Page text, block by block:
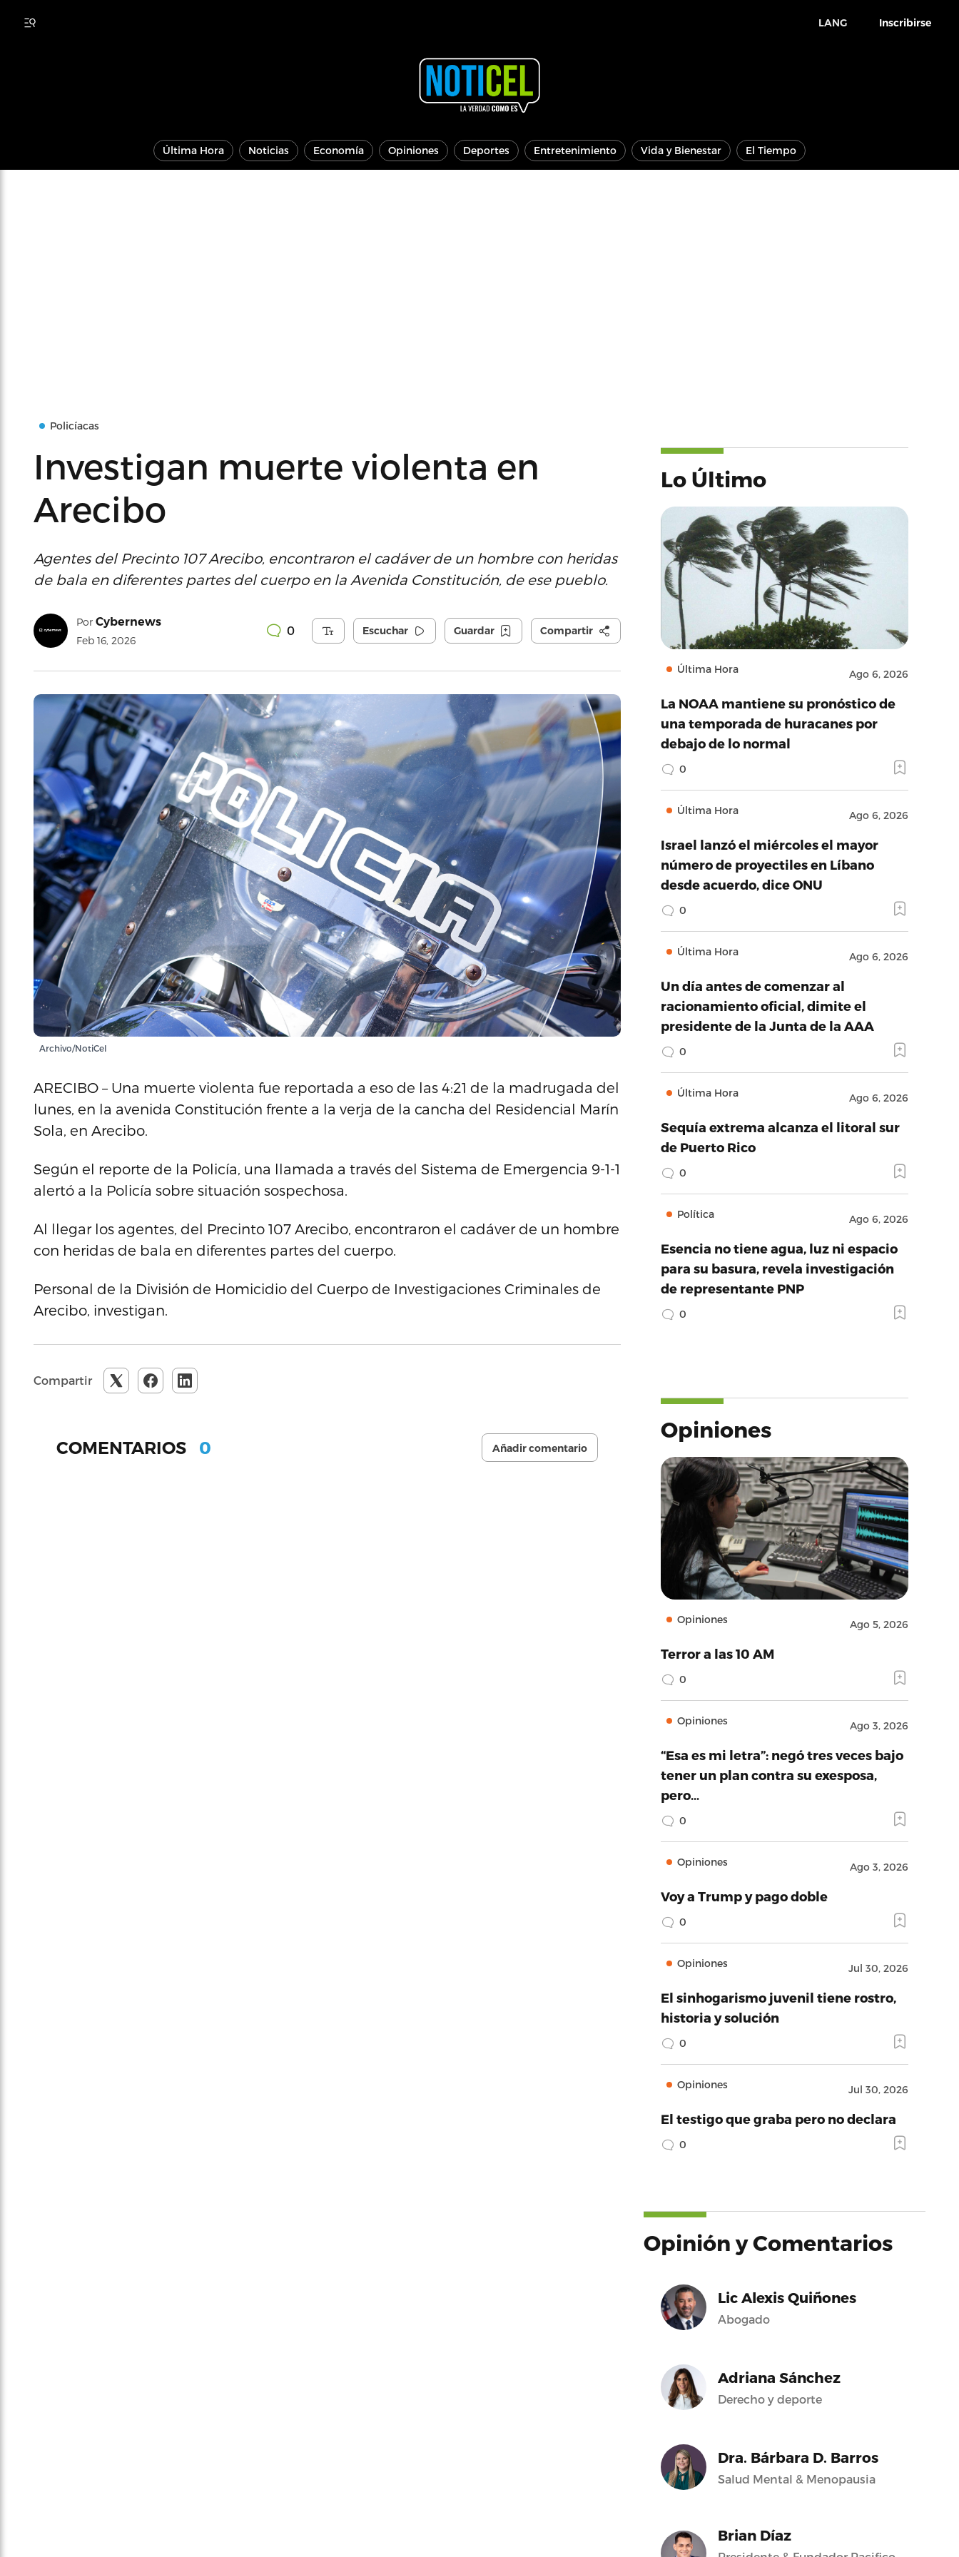
LANG Inscribirse
Última Hora Noticias Economía Opiniones Deportes Entretenimiento Vida y Bienestar El Tiempo
Policíacas
Investigan muerte violenta en
Arecibo
Agentes del Precinto 107 Arecibo, encontraron el cadáver de un hombre con heridas
de bala en diferentes partes del cuerpo en la Avenida Constitución, de ese pueblo.
Por Cybernews
Feb 16, 2026
0 Escuchar Guardar Compartir
Archivo/NotiCel
ARECIBO – Una muerte violenta fue reportada a eso de las 4:21 de la madrugada del
lunes, en la avenida Constitución frente a la verja de la cancha del Residencial Marín
Sola, en Arecibo.
Según el reporte de la Policía, una llamada a través del Sistema de Emergencia 9-1-1
alertó a la Policía sobre situación sospechosa.
Al llegar los agentes, del Precinto 107 Arecibo, encontraron el cadáver de un hombre
con heridas de bala en diferentes partes del cuerpo.
Personal de la División de Homicidio del Cuerpo de Investigaciones Criminales de
Arecibo, investigan.
Compartir
COMENTARIOS 0 Añadir comentario
Lo Último
Última Hora Ago 6, 2026
La NOAA mantiene su pronóstico de
una temporada de huracanes por
debajo de lo normal
0
Última Hora Ago 6, 2026
Israel lanzó el miércoles el mayor
número de proyectiles en Líbano
desde acuerdo, dice ONU
0
Última Hora Ago 6, 2026
Un día antes de comenzar al
racionamiento oficial, dimite el
presidente de la Junta de la AAA
0
Última Hora Ago 6, 2026
Sequía extrema alcanza el litoral sur
de Puerto Rico
0
Política Ago 6, 2026
Esencia no tiene agua, luz ni espacio
para su basura, revela investigación
de representante PNP
0
Opiniones
Opiniones Ago 5, 2026
Terror a las 10 AM
0
Opiniones Ago 3, 2026
“Esa es mi letra”: negó tres veces bajo
tener un plan contra su exesposa,
pero…
0
Opiniones Ago 3, 2026
Voy a Trump y pago doble
0
Opiniones Jul 30, 2026
El sinhogarismo juvenil tiene rostro,
historia y solución
0
Opiniones Jul 30, 2026
El testigo que graba pero no declara
0
Opinión y Comentarios
Lic Alexis Quiñones
Abogado
Adriana Sánchez
Derecho y deporte
Dra. Bárbara D. Barros
Salud Mental & Menopausia
Brian Díaz